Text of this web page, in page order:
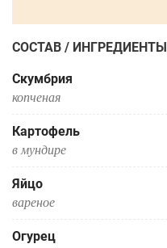
СОСТАВ / ИНГРЕДИЕНТЫ
Скумбрия
копченая
Картофель
в мундире
Яйцо
вареное
Огурец